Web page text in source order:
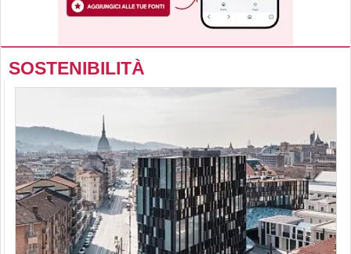
SOSTENIBILITÀ